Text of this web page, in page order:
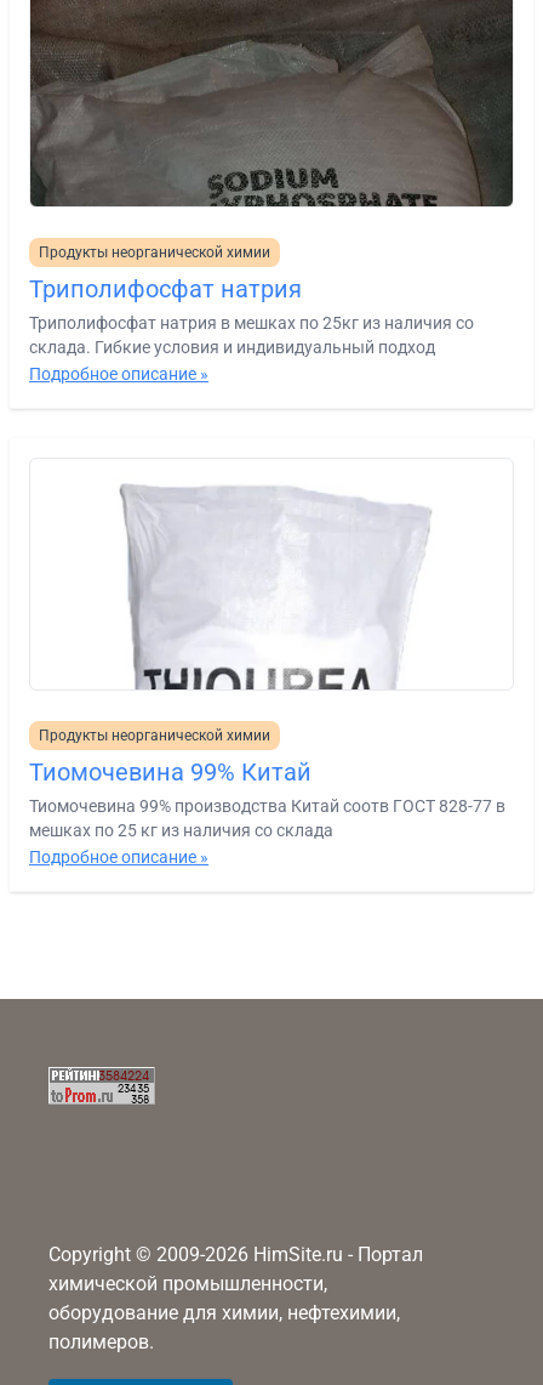
Продукты неорганической химии
Триполифосфат натрия
Триполифосфат натрия в мешках по 25кг из наличия со
склада. Гибкие условия и индивидуальный подход
Подробное описание »
Продукты неорганической химии
Тиомочевина 99% Китай
Тиомочевина 99% производства Китай соотв ГОСТ 828-77 в
мешках по 25 кг из наличия со склада
Подробное описание »
Copyright © 2009-2026 HimSite.ru - Портал
химической промышленности,
оборудование для химии, нефтехимии,
полимеров.